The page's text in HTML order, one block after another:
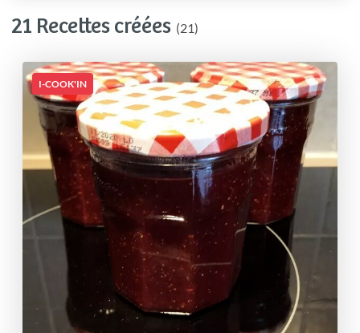
21 Recettes créées (21)
I-COOK'IN